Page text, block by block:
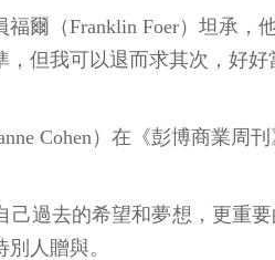
福爾（Franklin Foer）坦承
但我可以退而求其次，好
Cohen）在《彭博商業周
己過去的希望和夢想，更重
人贈與。